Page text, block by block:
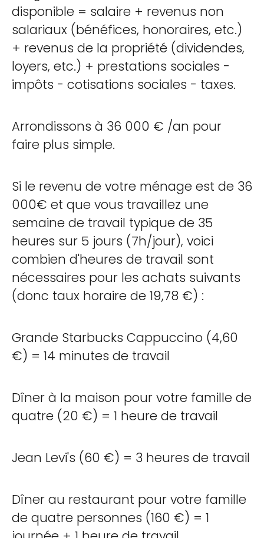
disponible = salaire + revenus non
salariaux (bénéfices, honoraires, etc.)
+ revenus de la propriété (dividendes,
loyers, etc.) + prestations sociales -
impôts - cotisations sociales - taxes.
Arrondissons à 36 000 € /an pour
faire plus simple.
Si le revenu de votre ménage est de 36
000€ et que vous travaillez une
semaine de travail typique de 35
heures sur 5 jours (7h/jour), voici
combien d'heures de travail sont
nécessaires pour les achats suivants
(donc taux horaire de 19,78 €) :
Grande Starbucks Cappuccino (4,60
€) = 14 minutes de travail
Dîner à la maison pour votre famille de
quatre (20 €) = 1 heure de travail
Jean Levi's (60 €) = 3 heures de travail
Dîner au restaurant pour votre famille
de quatre personnes (160 €) = 1